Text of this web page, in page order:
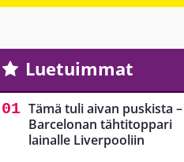
Luetuimmat
Tämä tuli aivan puskista –
Barcelonan tähtitoppari
lainalle Liverpooliin